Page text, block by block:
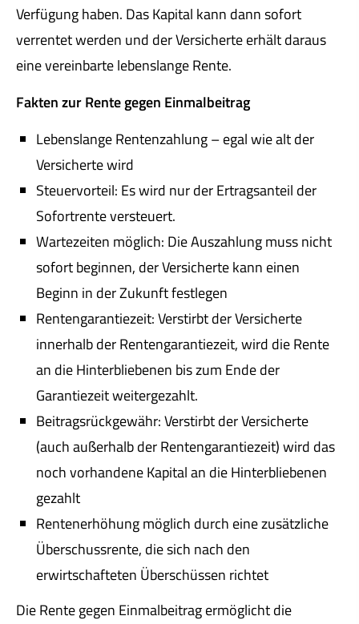
Verfügung haben. Das Kapital kann dann sofort
verrentet werden und der Versicherte erhält daraus
eine vereinbarte lebenslange Rente.
Fakten zur Rente gegen Einmalbeitrag
Lebenslange Rentenzahlung – egal wie alt der
Versicherte wird
Steuervorteil: Es wird nur der Ertragsanteil der
Sofortrente versteuert.
Wartezeiten möglich: Die Auszahlung muss nicht
sofort beginnen, der Versicherte kann einen
Beginn in der Zukunft festlegen
Rentengarantiezeit: Verstirbt der Versicherte
innerhalb der Rentengarantiezeit, wird die Rente
an die Hinterbliebenen bis zum Ende der
Garantiezeit weitergezahlt.
Beitragsrückgewähr: Verstirbt der Versicherte
(auch außerhalb der Rentengarantiezeit) wird das
noch vorhandene Kapital an die Hinterbliebenen
gezahlt
Rentenerhöhung möglich durch eine zusätzliche
Überschussrente, die sich nach den
erwirtschafteten Überschüssen richtet
Die Rente gegen Einmalbeitrag ermöglicht die